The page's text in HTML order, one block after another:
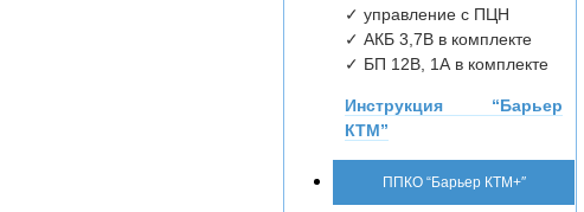
✓ управление с ПЦН
✓ АКБ 3,7В в комплекте
✓ БП 12В, 1А в комплекте
Инструкция “Барьер
КТМ”
ППКО “Барьер КТМ+″